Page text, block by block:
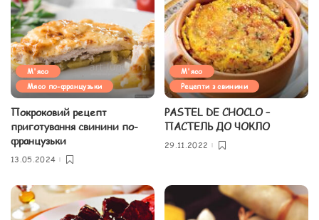
М'ясо
Мясо по-французьки
Покроковий рецепт
приготування свинини по-
французьки
13.05.2024
М'ясо
Рецепти з свинини
PASTEL DE CHOCLO –
ПАСТЕЛЬ ДО ЧОКЛО
29.11.2022